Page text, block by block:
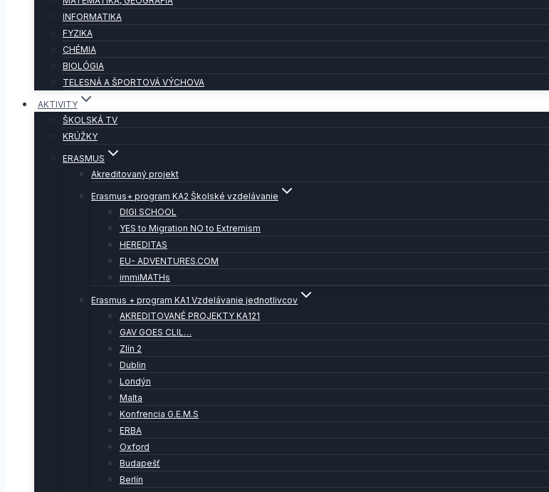
INFORMATIKA
FYZIKA
CHÉMIA
BIOLÓGIA
TELESNÁ A ŠPORTOVÁ VÝCHOVA
AKTIVITY
ŠKOLSKÁ TV
KRÚŽKY
ERASMUS
Akreditovaný projekt
Erasmus+ program KA2 Školské vzdelávanie
DIGI SCHOOL
YES to Migration NO to Extremism
HEREDITAS
EU- ADVENTURES.COM
immiMATHs
Erasmus + program KA1 Vzdelávanie jednotlivcov
AKREDITOVANÉ PROJEKTY KA121
GAV GOES CLIL…
Zlín 2
Dublin
Londýn
Malta
Konfrencia G.E.M.S
ERBA
Oxford
Budapešť
Berlín